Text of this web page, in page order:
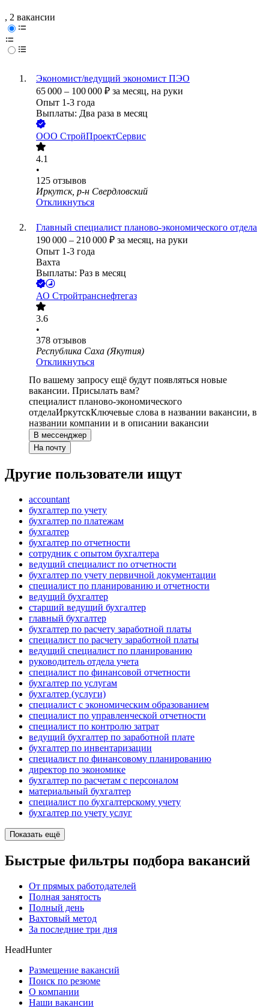
, 2 вакансии
Экономист/ведущий экономист ПЭО
65 000 – 100 000 ₽ за месяц, на руки
Опыт 1-3 года
Выплаты: Два раза в месяц
ООО СтройПроектСервис
4.1
•
125 отзывов
Иркутск, р-н Свердловский
Откликнуться
Главный специалист планово-экономического отдела
190 000 – 210 000 ₽ за месяц, на руки
Опыт 1-3 года
Вахта
Выплаты: Раз в месяц
АО Стройтранснефтегаз
3.6
•
378 отзывов
Республика Саха (Якутия)
Откликнуться
По вашему запросу ещё будут появляться новые
вакансии. Присылать вам?
специалист планово-экономического
отделаИркутскКлючевые слова в названии вакансии, в
названии компании и в описании вакансии
В мессенджер
На почту
Другие пользователи ищут
accountant
бухгалтер по учету
бухгалтер по платежам
бухгалтер
бухгалтер по отчетности
сотрудник с опытом бухгалтера
ведущий специалист по отчетности
бухгалтер по учету первичной документации
специалист по планированию и отчетности
ведущий бухгалтер
старший ведущий бухгалтер
главный бухгалтер
бухгалтер по расчету заработной платы
специалист по расчету заработной платы
ведущий специалист по планированию
руководитель отдела учета
специалист по финансовой отчетности
бухгалтер по услугам
бухгалтер (услуги)
специалист с экономическим образованием
специалист по управленческой отчетности
специалист по контролю затрат
ведущий бухгалтер по заработной плате
бухгалтер по инвентаризации
специалист по финансовому планированию
директор по экономике
бухгалтер по расчетам с персоналом
материальный бухгалтер
специалист по бухгалтерскому учету
бухгалтер по учету услуг
Показать ещё
Быстрые фильтры подбора вакансий
От прямых работодателей
Полная занятость
Полный день
Вахтовый метод
За последние три дня
HeadHunter
Размещение вакансий
Поиск по резюме
О компании
Наши вакансии